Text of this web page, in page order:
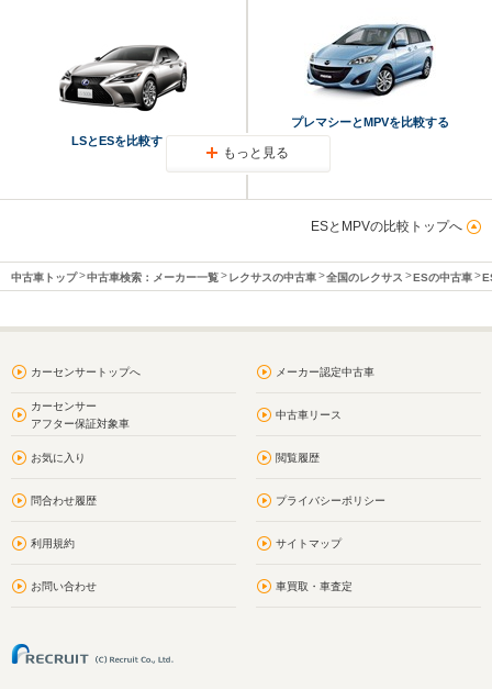
LSとESを比較する
プレマシーとMPVを比較する
もっと見る
ESとMPVの比較トップへ
中古車トップ 中古車検索：メーカー一覧 レクサスの中古車 全国のレクサス ESの中古車
カーセンサートップへ メーカー認定中古車
カーセンサー
アフター保証対象車
中古車リース
お気に入り 閲覧履歴
問合わせ履歴 プライバシーポリシー
利用規約 サイトマップ
お問い合わせ 車買取・車査定